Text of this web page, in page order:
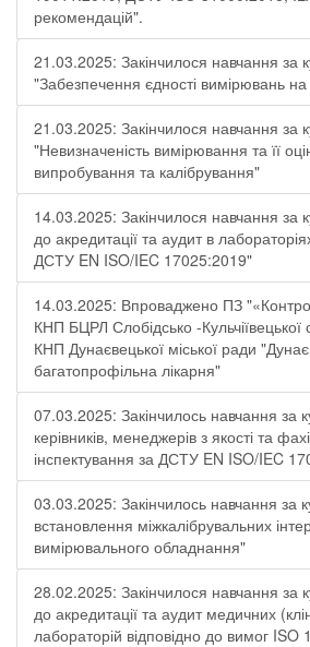
рекомендацій".
21.03.2025: Закінчилося навчання за
"Забезпечення єдності вимірювань на
21.03.2025: Закінчилося навчання за
"Невизначеність вимірювання та її
випробування та калібрування"
14.03.2025: Закінчилося навчання за
до акредитації та аудит в
ДСТУ EN ISO/IEC 17025:2019"
14.03.2025: Впроваджено ПЗ
КНП БЦРЛ Слобідсько -Кульчіївецької
КНП Дунаєвецької міської ради
багатопрофільна лікарня"
07.03.2025: Закінчилось навчання за
керівників, менеджерів з якості та
інспектування за ДСТУ EN ISO/IEC
03.03.2025: Закінчилось навчання за
встановлення міжкалібрувальних
вимірювального обладнання"
28.02.2025: Закінчилося навчання за
до акредитації та аудит медичних
лабораторій відповідно до вимог